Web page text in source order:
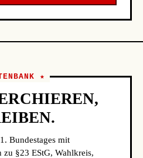
★
Bundestages mit
zu §23 EStG, Wahlkreis,